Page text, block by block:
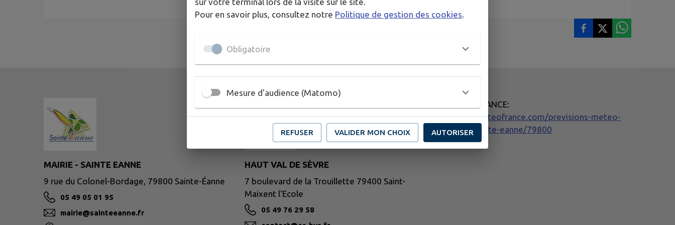
MAIRIE - SAINTE EANNE
9 rue du Colonel-Bordage, 79800 Sainte-Éanne
05 49 05 01 95
mairie@sainteeanne.fr
HAUT VAL DE SÈVRE
7 boulevard de la Trouillette 79400 Saint-
Maixent l'Ecole
05 49 76 29 58
METEO FRANCE:
https://meteofrance.com/previsions-meteo-
france/sainte-eanne/79800
Pour en savoir plus, consultez notre Politique de gestion des cookies.
Obligatoire
Mesure d'audience (Matomo)
REFUSER VALIDER MON CHOIX AUTORISER